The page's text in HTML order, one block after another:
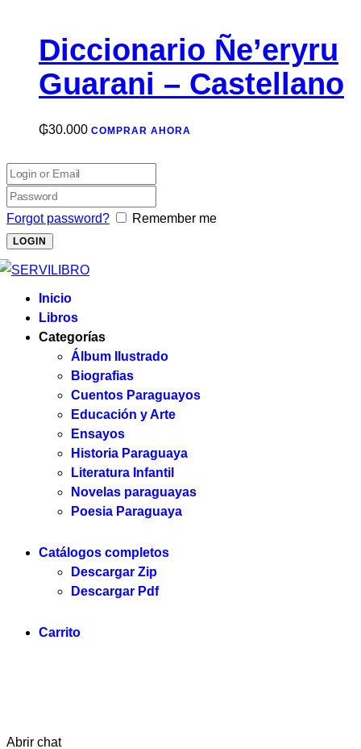
Diccionario Ñe’eryru
Guarani – Castellano
₲30.000 COMPRAR AHORA
Forgot password? Remember me
Inicio
Libros
Categorías
Álbum Ilustrado
Biografias
Cuentos Paraguayos
Educación y Arte
Ensayos
Historia Paraguaya
Literatura Infantil
Novelas paraguayas
Poesia Paraguaya
Catálogos completos
Descargar Zip
Descargar Pdf
Carrito
Abrir chat